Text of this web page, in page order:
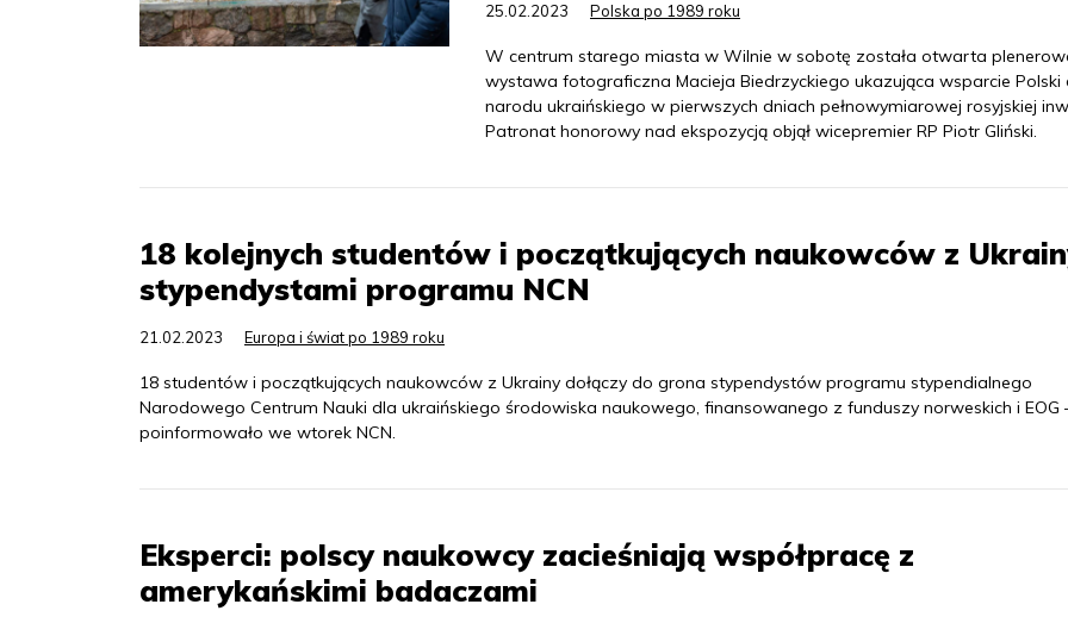
25.02.2023 Polska po 1989 roku
W centrum starego miasta w Wilnie w sobotę została otwarta
wystawa fotograficzna Macieja Biedrzyckiego ukazująca wsparcie Polski
narodu ukraińskiego w pierwszych dniach pełnowymiarowej rosyjskiej
Patronat honorowy nad ekspozycją objął wicepremier RP Piotr Gliński.
18 kolejnych studentów i początkujących naukowców z
stypendystami programu NCN
21.02.2023 Europa i świat po 1989 roku
18 studentów i początkujących naukowców z Ukrainy dołączy do grona stypendystów programu stypendialnego
Narodowego Centrum Nauki dla ukraińskiego środowiska naukowego, finansowanego z funduszy norweskich i EOG
poinformowało we wtorek NCN.
Eksperci: polscy naukowcy zacieśniają współpracę z
amerykańskimi badaczami